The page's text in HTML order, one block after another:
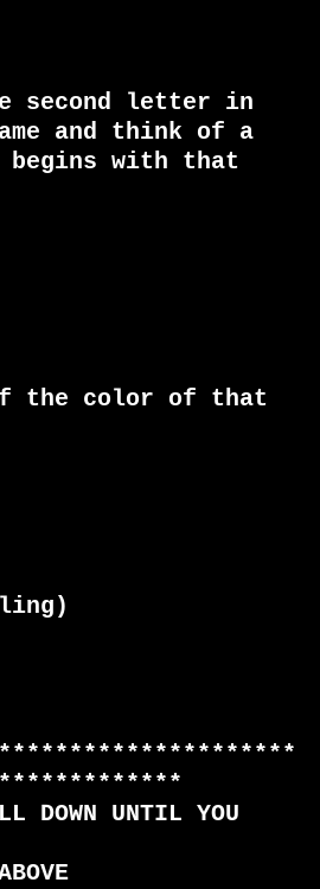
second letter in
and think of a
begins with that
the color of that
DOWN UNTIL YOU